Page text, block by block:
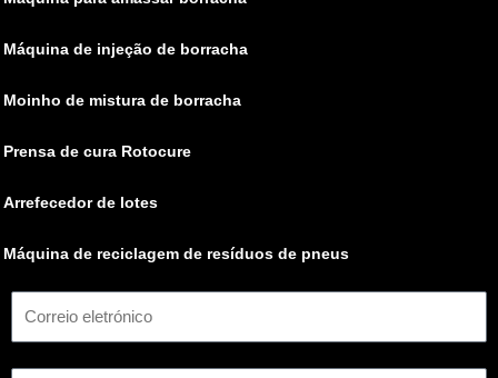
Máquina de injeção de borracha
Moinho de mistura de borracha
Prensa de cura Rotocure
Arrefecedor de lotes
Máquina de reciclagem de resíduos de pneus